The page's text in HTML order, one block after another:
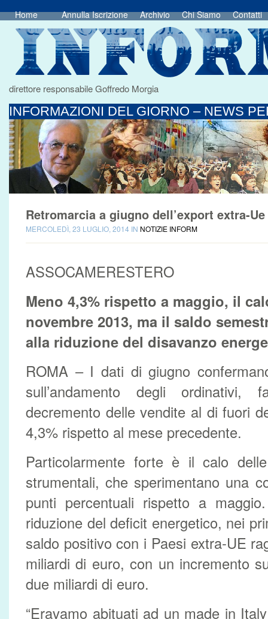
Home Annulla Iscrizione Archivio Chi Siamo Contatti
direttore responsabile Goffredo Morgia
INFORMAZIONI DEL GIORNO – NEWS
Retromarcia a giugno dell’export extra-Ue
MERCOLEDÌ, 23 LUGLIO, 2014 IN NOTIZIE INFORM
ASSOCAMERESTERO
Meno 4,3% rispetto a maggio, il
novembre 2013, ma il saldo
alla riduzione del disavanzo
ROMA – I dati di giugno
sull’andamento degli ordinativi,
decremento delle vendite al di fuori
4,3% rispetto al mese precedente.
Particolarmente forte è il calo
strumentali, che sperimentano una
punti percentuali rispetto a
riduzione del deficit energetico, nei
saldo positivo con i Paesi extra-UE
miliardi di euro, con un incremento
due miliardi di euro.
“Eravamo abituati ad un made in